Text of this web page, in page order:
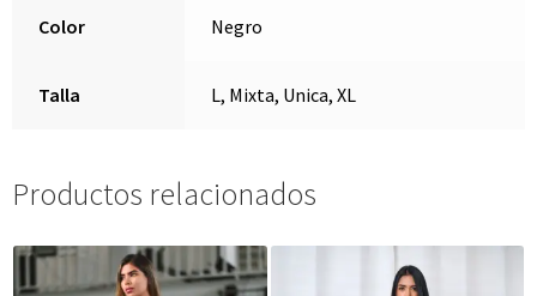
Color Negro
Talla L, Mixta, Unica, XL
Productos relacionados